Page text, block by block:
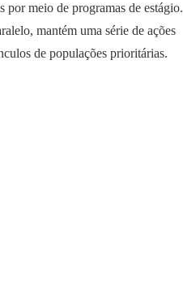
por meio de programas de estágio.
mantém uma série de ações
de populações prioritárias.